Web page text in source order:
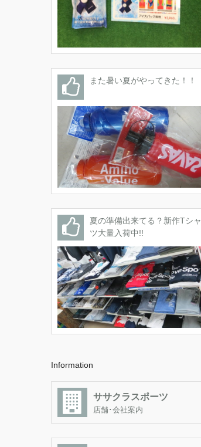
また暑い夏がやってきた！！
夏の準備出来てる？新作Tシャ
ツ大量入荷中!!
Information
ササクラスポーツ
店舗･会社案内